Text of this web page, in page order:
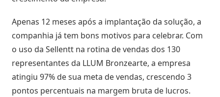
Estoque
cota
/
marketing
Apenas 12 meses após a implantação da solução, a
companhia já tem bons motivos para celebrar. Com
o uso da Sellentt na rotina de vendas dos 130
representantes da LLUM Bronzearte, a empresa
atingiu 97% de sua meta de vendas, crescendo 3
pontos percentuais na margem bruta de lucros.